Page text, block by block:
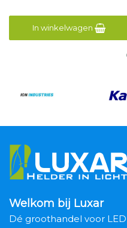
In winkelwagen
Welkom bij Luxar
Dé groothandel voor